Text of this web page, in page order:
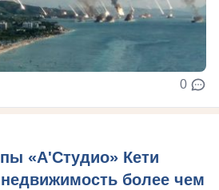
0
«А'Студио» Кети
более чем